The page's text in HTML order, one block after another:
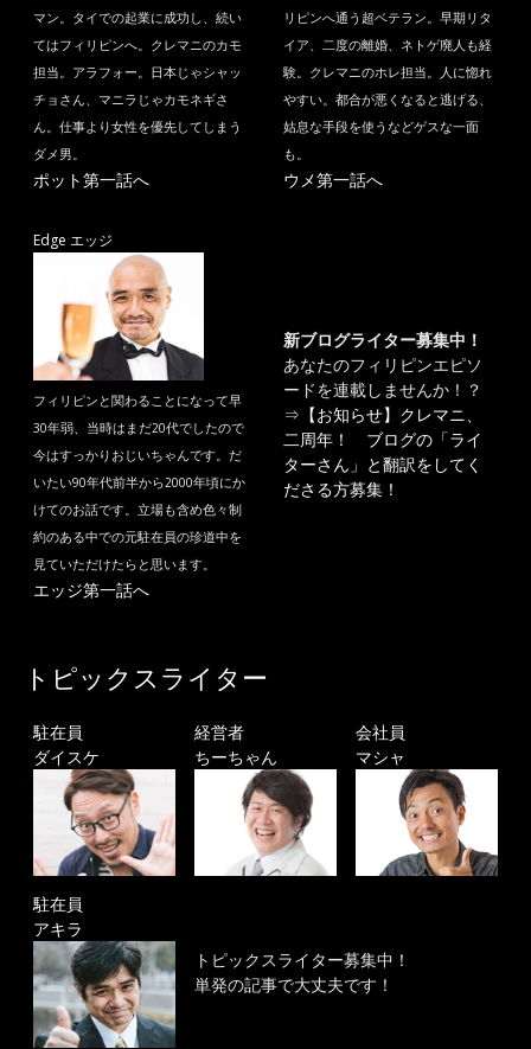
マン。タイでの起業に成功し、続い
てはフィリピンへ。クレマニのカモ
担当。アラフォー。日本じゃシャッ
チョさん、マニラじゃカモネギさ
ん。仕事より女性を優先してしまう
ダメ男。
ポット第一話へ
リピンへ通う超ベテラン。早期リタ
イア、二度の離婚、ネトゲ廃人も経
験。クレマニのホレ担当。人に惚れ
やすい。都合が悪くなると逃げる、
姑息な手段を使うなどゲスな一面
も。
ウメ第一話へ
Edge エッジ
フィリピンと関わることになって早
30年弱、当時はまだ20代でしたので
今はすっかりおじいちゃんです。だ
いたい90年代前半から2000年頃にか
けてのお話です。立場も含め色々制
約のある中での元駐在員の珍道中を
見ていただけたらと思います。
エッジ第一話へ
新ブログライター募集中！
あなたのフィリピンエピソ
ードを連載しませんか！？
⇒ 【お知らせ】クレマニ、
二周年！ ブログの「ライ
ターさん」と翻訳をしてく
ださる方募集！
トピックスライター
駐在員
ダイスケ
経営者
ちーちゃん
会社員
マシャ
駐在員
アキラ
トピックスライター募集中！
単発の記事で大丈夫です！